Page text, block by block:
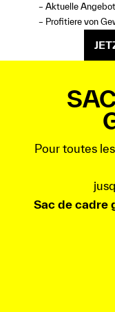
– Aktuelle
– Profitiere von
Pour toutes
Sac de cadre